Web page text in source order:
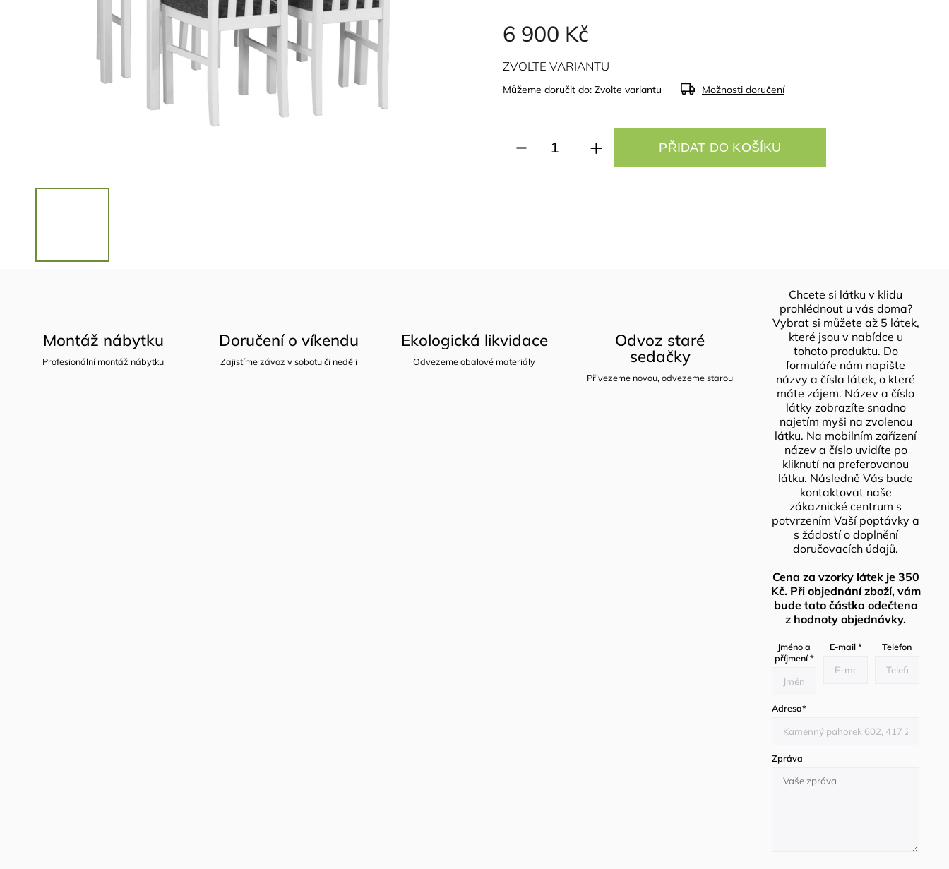
6 900 Kč
ZVOLTE VARIANTU
Můžeme doručit do: Zvolte variantu Možnosti doručení
PŘIDAT DO KOŠÍKU
Montáž nábytku
Profesionální montáž nábytku
Doručení o víkendu
Zajistíme závoz v sobotu či neděli
Ekologická likvidace
Odvezeme obalové materiály
Odvoz staré
sedačky
Přivezeme novou, odvezeme starou
Chcete si látku v klidu
prohlédnout u vás doma?
Vybrat si můžete až 5 látek,
které jsou v nabídce u
tohoto produktu. Do
formuláře nám napište
názvy a čísla látek, o které
máte zájem. Název a číslo
látky zobrazíte snadno
najetím myši na zvolenou
látku. Na mobilním zařízení
název a číslo uvidíte po
kliknutí na preferovanou
látku. Následně Vás bude
kontaktovat naše
zákaznické centrum s
potvrzením Vaší poptávky a
s žádostí o doplnění
doručovacích údajů.
Cena za vzorky látek je 350
Kč. Při objednání zboží, vám
bude tato částka odečtena
z hodnoty objednávky.
Jméno a
příjmení*
E-mail* Telefon
Adresa*
Zpráva